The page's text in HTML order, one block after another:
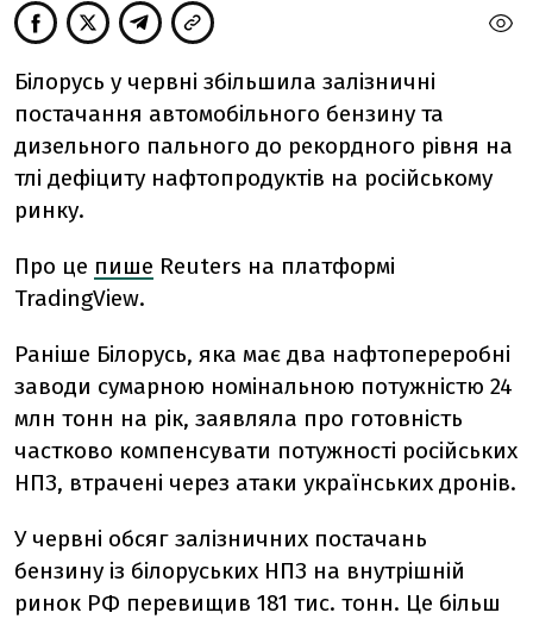
Білорусь у червні збільшила залізничні
постачання автомобільного бензину та
дизельного пального до рекордного рівня на
тлі дефіциту нафтопродуктів на російському
ринку.
Про це пише Reuters на платформі
TradingView.
Раніше Білорусь, яка має два нафтопереробні
заводи сумарною номінальною потужністю 24
млн тонн на рік, заявляла про готовність
частково компенсувати потужності російських
НПЗ, втрачені через атаки українських дронів.
У червні обсяг залізничних постачань
бензину із білоруських НПЗ на внутрішній
ринок РФ ‌перевищив 181 тис. тонн. Це більш